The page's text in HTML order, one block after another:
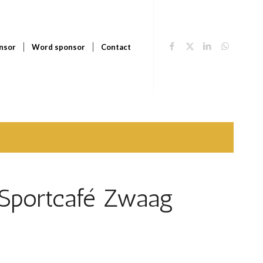
Word sponsor Contact
Zwaag